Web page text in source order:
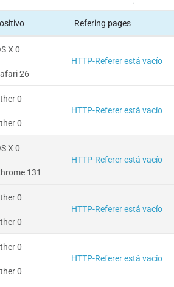
Refering pages
X 0
26
HTTP-Referer está vacío
0
0
HTTP-Referer está vacío
X 0
131
HTTP-Referer está vacío
0
0
HTTP-Referer está vacío
0
0
HTTP-Referer está vacío